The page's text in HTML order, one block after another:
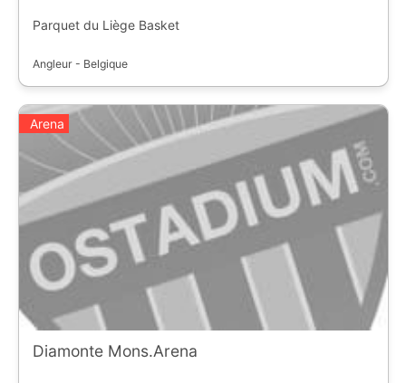
Parquet du Liège Basket
Angleur - Belgique
Arena
Diamonte Mons.Arena